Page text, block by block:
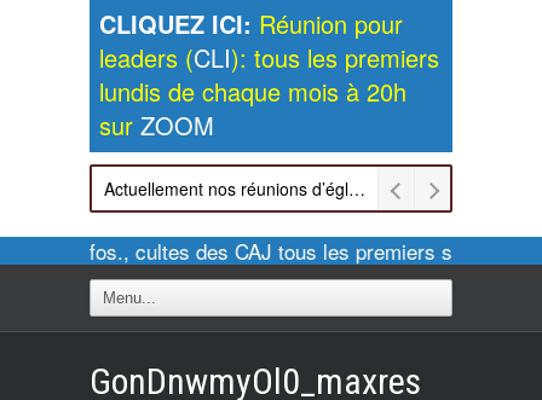
CLIQUEZ ICI: Réunion pour
leaders (CLI): tous les premiers
lundis de chaque mois à 20h
sur ZOOM
Actuellement nos réunions d’église sont retransmises sur ZOOM les dimanches à 11h et vendredis à 20h00
Pour infos., cultes des CAJ tous les premiers samedis
GonDnwmyOl0_maxres